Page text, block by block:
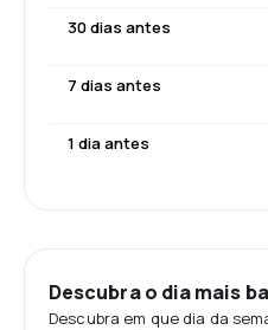
30 dias antes
7 dias antes
1 dia antes
Descubra o dia mais
Descubra em que dia da